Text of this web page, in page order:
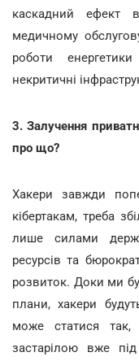
каскадний ефект в
медичному
роботи
некритичні
3. Залучення
про що?
Хакери завжди
кібертакам, треба
лише силами
ресурсів та
розвиток. Доки ми
плани, хакери
може статися
застарілою вже